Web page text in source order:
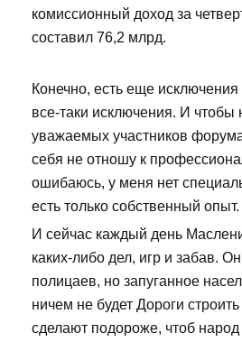
комиссионный доход за
составил 76,2 млрд.
Конечно, есть еще исключения
все-таки исключения. И чтобы
уважаемых участников
себя не отношу к
ошибаюсь, у меня нет
есть только собственный опыт.
И сейчас каждый день
каких-либо дел, игр и забав.
полицаев, но запуганное
ничем не будет Дороги
сделают подороже, чтоб